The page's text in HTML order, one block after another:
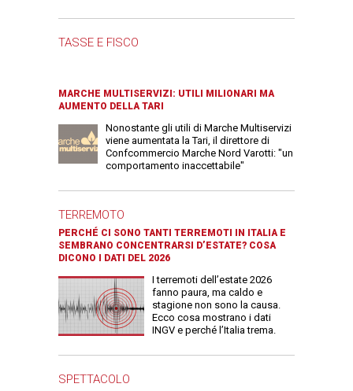
TASSE E FISCO
MARCHE MULTISERVIZI: UTILI MILIONARI MA
AUMENTO DELLA TARI
Nonostante gli utili di Marche Multiservizi
viene aumentata la Tari, il direttore di
Confcommercio Marche Nord Varotti: "un
comportamento inaccettabile"
TERREMOTO
PERCHÉ CI SONO TANTI TERREMOTI IN ITALIA E
SEMBRANO CONCENTRARSI D’ESTATE? COSA
DICONO I DATI DEL 2026
I terremoti dell’estate 2026
fanno paura, ma caldo e
stagione non sono la causa.
Ecco cosa mostrano i dati
INGV e perché l’Italia trema.
SPETTACOLO